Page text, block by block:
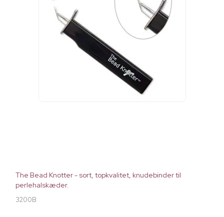
The Bead Knotter - sort, topkvalitet, knudebinder til
perlehalskæder.
3200B